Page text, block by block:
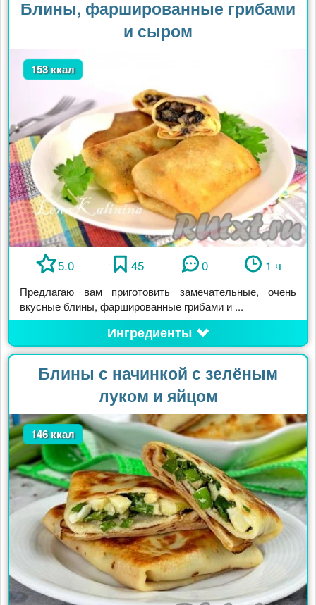
Блины, фаршированные грибами
и сыром
153 ккал
5.0 45 0 1 ч
Предлагаю вам приготовить замечательные, очень
вкусные блины, фаршированные грибами и ...
Ингредиенты
Блины с начинкой с зелёным
луком и яйцом
146 ккал